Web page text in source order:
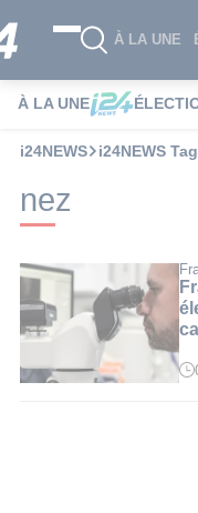
À LA UNE
À LA UNE
i24NEWS i24NEWS
nez